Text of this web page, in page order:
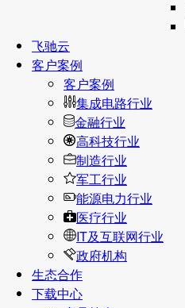
飞驰云
客户案例
客户案例
集成电路行业
金融行业
高科技行业
制造行业
军工行业
能源电力行业
医疗行业
IT及互联网行业
政府机构
生态合作
下载中心